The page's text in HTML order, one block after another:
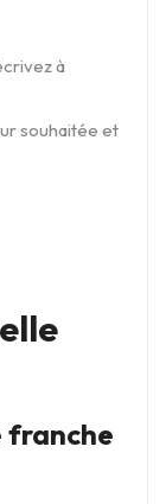
à
souhaitée et
franche